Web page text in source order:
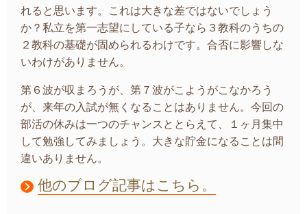
れると思います。これは大きな差ではないでしょう
か？私立を第一志望にしている子なら３教科のうちの
２教科の基礎が固められるわけです。合否に影響しな
いわけがありません。
第６波が収まろうが、第７波がこようがこなかろう
が、来年の入試が無くなることはありません。今回の
部活の休みは一つのチャンスととらえて、１ヶ月集中
して勉強してみましょう。大きな貯金になることは間
違いありません。
他のブログ記事はこちら。